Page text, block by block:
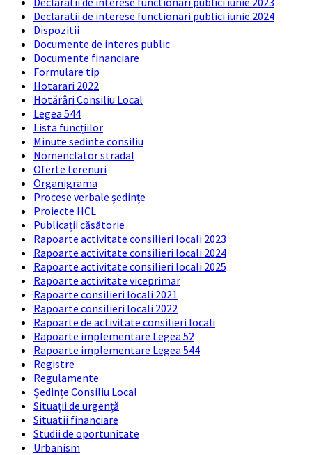
Declaratii de interese functionari publici iunie 2024
Dispozitii
Documente de interes public
Documente financiare
Formulare tip
Hotarari 2022
Hotărâri Consiliu Local
Legea 544
Lista funcțiilor
Minute sedinte consiliu
Nomenclator stradal
Oferte terenuri
Organigrama
Procese verbale ședințe
Proiecte HCL
Publicații căsătorie
Rapoarte activitate consilieri locali 2023
Rapoarte activitate consilieri locali 2024
Rapoarte activitate consilieri locali 2025
Rapoarte activitate viceprimar
Rapoarte consilieri locali 2021
Rapoarte consilieri locali 2022
Rapoarte de activitate consilieri locali
Rapoarte implementare Legea 52
Rapoarte implementare Legea 544
Registre
Regulamente
Ședințe Consiliu Local
Situații de urgență
Situatii financiare
Studii de oportunitate
Urbanism